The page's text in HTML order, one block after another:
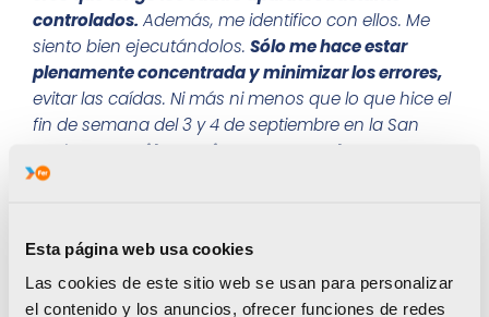
Esta página web usa cookies
Las cookies de este sitio web se usan para personalizar
el contenido y los anuncios, ofrecer funciones de redes
controlados. Además, me identifico con ellos. Me
siento bien ejecutándolos. Sólo me hace estar
plenamente concentrada y minimizar los errores,
evitar las caídas. Ni más ni menos que lo que hice el
fin de semana del 3 y 4 de septiembre en la San
Marino Cup.
Si lo consigo, tengo muchas
posibilidades de ser una de las 18 finalistas”,
2023, previsto en Valencia. La gimnasta alicantina
se estremece cuando piensa en sellar en casa su
pasaporte para los Juegos Olímpicos de París. A